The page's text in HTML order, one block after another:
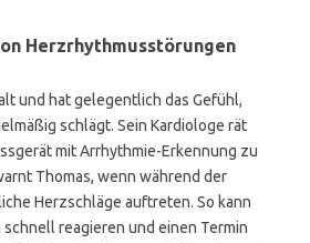
Herzrhythmusstörungen
und hat gelegentlich das Gefühl,
schlägt. Sein Kardiologe rät
mit Arrhythmie-Erkennung zu
Thomas, wenn während der
Herzschläge auftreten. So kann
reagieren und einen Termin